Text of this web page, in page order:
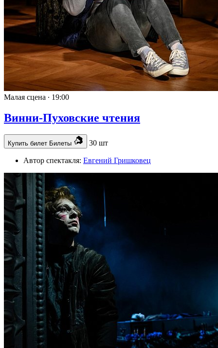
Малая сцена ∙ 19:00
Винни-Пуховские чтения
Купить билет Билеты 30 шт
Автор спектакля: Евгений Гришковец